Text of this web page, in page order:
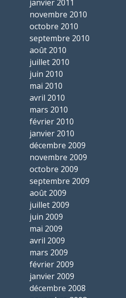
janvier 2011
novembre 2010
octobre 2010
septembre 2010
août 2010
juillet 2010
juin 2010
mai 2010
avril 2010
mars 2010
février 2010
janvier 2010
décembre 2009
novembre 2009
octobre 2009
septembre 2009
août 2009
juillet 2009
juin 2009
mai 2009
avril 2009
mars 2009
février 2009
janvier 2009
décembre 2008